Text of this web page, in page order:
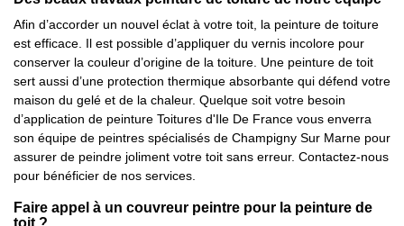
Afin d’accorder un nouvel éclat à votre toit, la peinture de toiture
est efficace. Il est possible d’appliquer du vernis incolore pour
conserver la couleur d’origine de la toiture. Une peinture de toit
sert aussi d’une protection thermique absorbante qui défend votre
maison du gelé et de la chaleur. Quelque soit votre besoin
d’application de peinture Toitures d'Ile De France vous enverra
son équipe de peintres spécialisés de Champigny Sur Marne pour
assurer de peindre joliment votre toit sans erreur. Contactez-nous
pour bénéficier de nos services.
Faire appel à un couvreur peintre pour la peinture de
toit ?